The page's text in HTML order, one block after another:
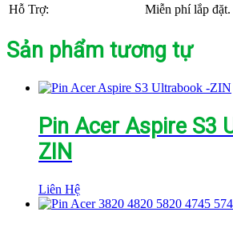
Hỗ Trợ:
Miễn phí lắp đặt.
Sản phẩm tương tự
Pin Acer Aspire S3
ZIN
Liên Hệ